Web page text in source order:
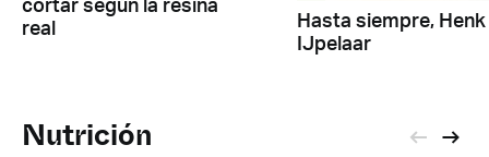
cortar según la resina
real
Hasta siempre, Henk
IJpelaar
Nutrición